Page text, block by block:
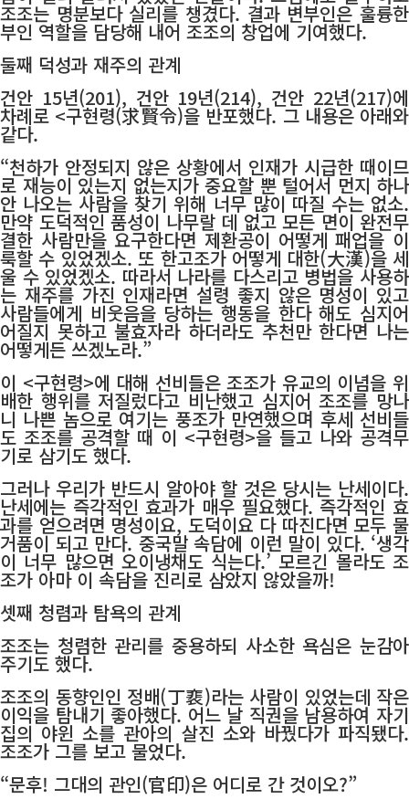
조조는 명분보다 실리를 챙겼다. 결과 변부인은 훌륭한
부인 역할을 담당해 내어 조조의 창업에 기여했다.
둘째 덕성과 재주의 관계
건안 15년(201), 건안 19년(214), 건안 22년(217)에
차례로 <구현령(求賢令)을 반포했다. 그 내용은 아래와
같다.
“천하가 안정되지 않은 상황에서 인재가 시급한 때이므
로 재능이 있는지 없는지가 중요할 뿐 털어서 먼지 하나
안 나오는 사람을 찾기 위해 너무 많이 따질 수는 없소.
만약 도덕적인 품성이 나무랄 데 없고 모든 면이 완전무
결한 사람만을 요구한다면 제환공이 어떻게 패업을 이
룩할 수 있었겠소. 또 한고조가 어떻게 대한(大漢)을 세
울 수 있었겠소. 따라서 나라를 다스리고 병법을 사용하
는 재주를 가진 인재라면 설령 좋지 않은 명성이 있고
사람들에게 비웃음을 당하는 행동을 한다 해도 심지어
어질지 못하고 불효자라 하더라도 추천만 한다면 나는
어떻게든 쓰겠노라.”
이 <구현령>에 대해 선비들은 조조가 유교의 이념을 위
배한 행위를 저질렀다고 비난했고 심지어 조조를 망나
니 나쁜 놈으로 여기는 풍조가 만연했으며 후세 선비들
도 조조를 공격할 때 이 <구현령>을 들고 나와 공격무
기로 삼기도 했다.
그러나 우리가 반드시 알아야 할 것은 당시는 난세이다.
난세에는 즉각적인 효과가 매우 필요했다. 즉각적인 효
과를 얻으려면 명성이요, 도덕이요 다 따진다면 모두 물
거품이 되고 만다. 중국말 속담에 이런 말이 있다. ‘생각
이 너무 많으면 오이냉채도 식는다.’ 모르긴 몰라도 조
조가 아마 이 속담을 진리로 삼았지 않았을까!
셋째 청렴과 탐욕의 관계
조조는 청렴한 관리를 중용하되 사소한 욕심은 눈감아
주기도 했다.
조조의 동향인인 정배(丁裵)라는 사람이 있었는데 작은
이익을 탐내기 좋아했다. 어느 날 직권을 남용하여 자기
집의 야윈 소를 관아의 살진 소와 바꿨다가 파직됐다.
조조가 그를 보고 물었다.
“문후! 그대의 관인(官印)은 어디로 간 것이오?”